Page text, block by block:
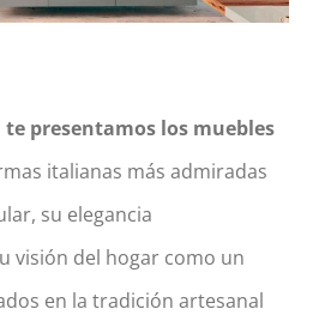
te presentamos los muebles
italianas más admiradas
su elegancia
visión del hogar como un
en la tradición artesanal